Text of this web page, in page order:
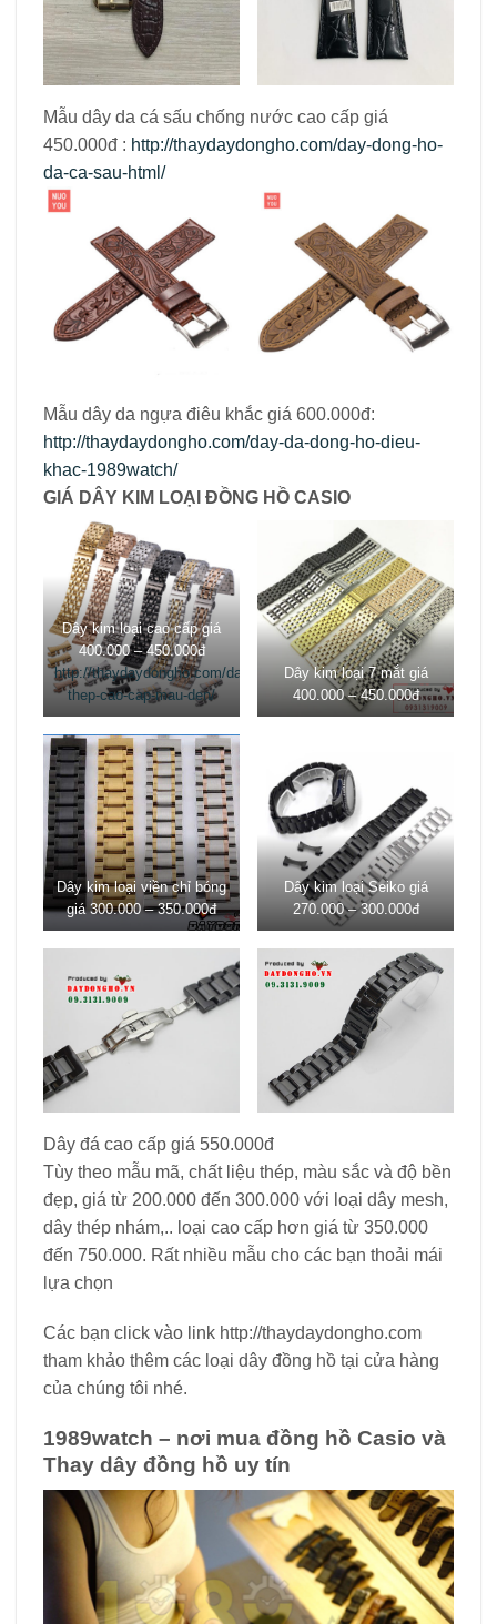
Mẫu dây da cá sấu chống nước cao cấp giá
450.000đ : http://thaydaydongho.com/day-dong-ho-
da-ca-sau-html/
Mẫu dây da ngựa điêu khắc giá 600.000đ:
http://thaydaydongho.com/day-da-dong-ho-dieu-
khac-1989watch/
GIÁ DÂY KIM LOẠI ĐỒNG HỒ CASIO
Dây kim loại cao cấp giá
400.000 – 450.000đ
http://thaydaydongho.com/day-
thep-cao-cap-mau-den/
Dây kim loại 7 mắt giá
400.000 – 450.000đ
Dây kim loại viền chỉ bóng
giá 300.000 – 350.000đ
Dây kim loại Seiko giá
270.000 – 300.000đ
Dây đá cao cấp giá 550.000đ
Tùy theo mẫu mã, chất liệu thép, màu sắc và độ bền
đẹp, giá từ 200.000 đến 300.000 với loại dây mesh,
dây thép nhám,.. loại cao cấp hơn giá từ 350.000
đến 750.000. Rất nhiều mẫu cho các bạn thoải mái
lựa chọn
Các bạn click vào link http://thaydaydongho.com
tham khảo thêm các loại dây đồng hồ tại cửa hàng
của chúng tôi nhé.
1989watch – nơi mua đồng hồ Casio và
Thay dây đồng hồ uy tín